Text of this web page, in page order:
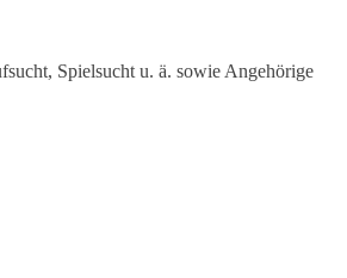
Spielsucht u. ä. sowie Angehörige